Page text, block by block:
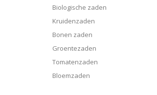
Biologische zaden
Kruidenzaden
Bonen zaden
Groentezaden
Tomatenzaden
Bloemzaden